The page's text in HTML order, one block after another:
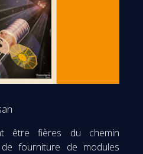
être fières du chemin
fourniture de modules